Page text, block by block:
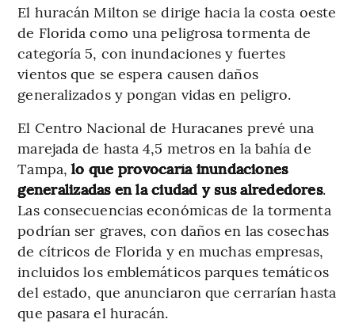
El huracán Milton se dirige hacia la costa oeste
de Florida como una peligrosa tormenta de
categoría 5, con inundaciones y fuertes
vientos que se espera causen daños
generalizados y pongan vidas en peligro.
El Centro Nacional de Huracanes prevé una
marejada de hasta 4,5 metros en la bahía de
Tampa, lo que provocaría inundaciones
generalizadas en la ciudad y sus alrededores.
Las consecuencias económicas de la tormenta
podrían ser graves, con daños en las cosechas
de cítricos de Florida y en muchas empresas,
incluidos los emblemáticos parques temáticos
del estado, que anunciaron que cerrarían hasta
que pasara el huracán.